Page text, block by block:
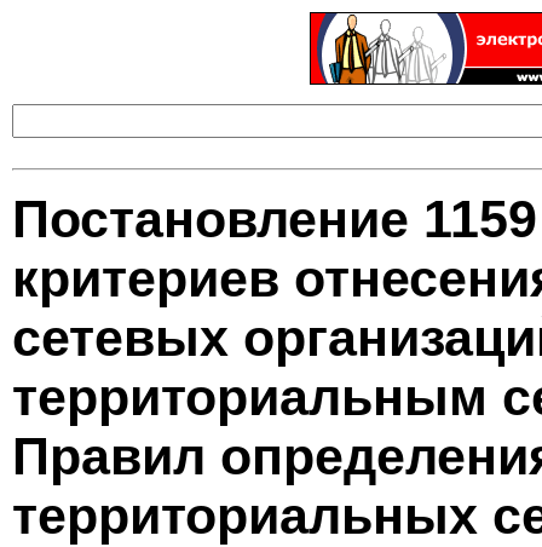
Постановление
критериев
сетевых
территориальным
Правил
территориальных